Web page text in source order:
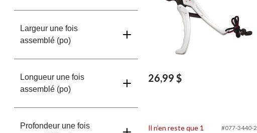
Largeur une fois
assemblé (po)
Longueur une fois
assemblé (po)
Profondeur une fois
26,99 $
Il n’en reste que 1 #077-3440-2